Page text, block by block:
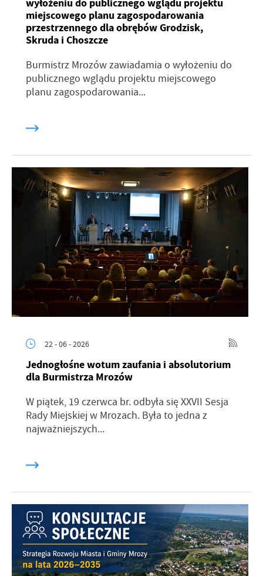
wyłożeniu do publicznego wglądu projektu
miejscowego planu zagospodarowania
przestrzennego dla obrębów Grodzisk,
Skruda i Choszcze
Burmistrz Mrozów zawiadamia o wyłożeniu do
publicznego wglądu projektu miejscowego
planu zagospodarowania...
22 - 06 - 2026
Jednogłośne wotum zaufania i absolutorium
dla Burmistrza Mrozów
W piątek, 19 czerwca br. odbyła się XXVII Sesja
Rady Miejskiej w Mrozach. Była to jedna z
najważniejszych...